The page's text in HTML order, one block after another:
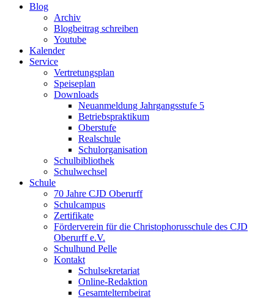
Blog
Archiv
Blogbeitrag schreiben
Youtube
Kalender
Service
Vertretungsplan
Speiseplan
Downloads
Neuanmeldung Jahrgangsstufe 5
Betriebspraktikum
Oberstufe
Realschule
Schulorganisation
Schulbibliothek
Schulwechsel
Schule
70 Jahre CJD Oberurff
Schulcampus
Zertifikate
Förderverein für die Christophorusschule des CJD
Oberurff e.V.
Schulhund Pelle
Kontakt
Schulsekretariat
Online-Redaktion
Gesamtelternbeirat